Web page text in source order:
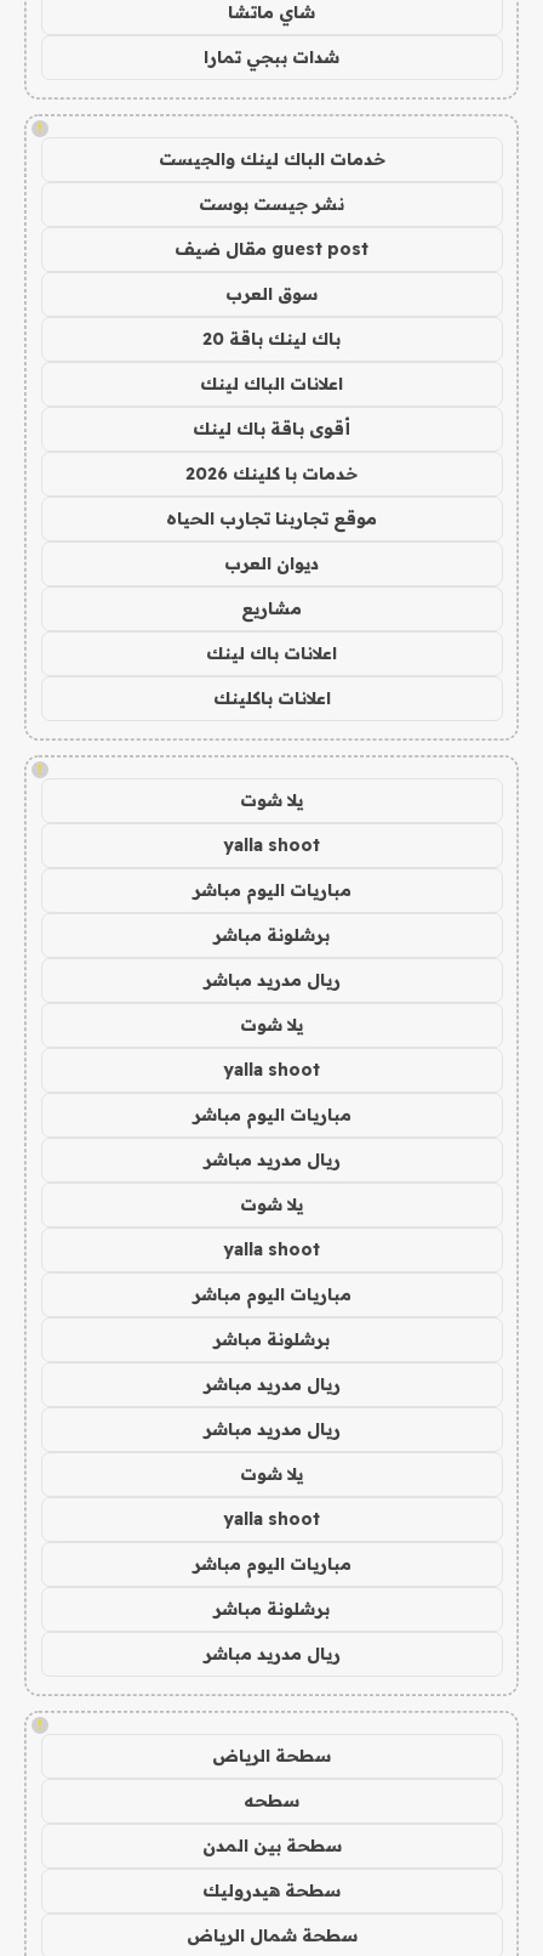
شاي ماتشا
شدات ببجي تمارا
!
خدمات الباك لينك والجيست
نشر جيست بوست
guest post مقال ضيف
سوق العرب
باك لينك باقة 20
اعلانات الباك لينك
أقوى باقة باك لينك
خدمات با كلينك 2026
موقع تجاربنا تجارب الحياه
ديوان العرب
مشاريع
اعلانات باك لينك
اعلانات باكلينك
!
يلا شوت
yalla shoot
مباريات اليوم مباشر
برشلونة مباشر
ريال مدريد مباشر
يلا شوت
yalla shoot
مباريات اليوم مباشر
ريال مدريد مباشر
يلا شوت
yalla shoot
مباريات اليوم مباشر
برشلونة مباشر
ريال مدريد مباشر
ريال مدريد مباشر
يلا شوت
yalla shoot
مباريات اليوم مباشر
برشلونة مباشر
ريال مدريد مباشر
!
سطحة الرياض
سطحه
سطحة بين المدن
سطحة هيدروليك
سطحة شمال الرياض